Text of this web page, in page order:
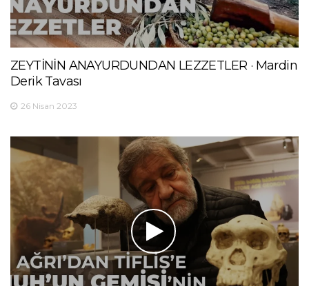
ZEYTİNİN ANAYURDUNDAN LEZZETLER · Mardin
Derik Tavası
26 Nisan 2023